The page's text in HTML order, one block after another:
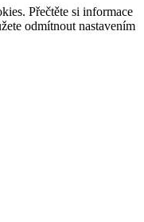
Přečtěte si informace
odmítnout nastavením